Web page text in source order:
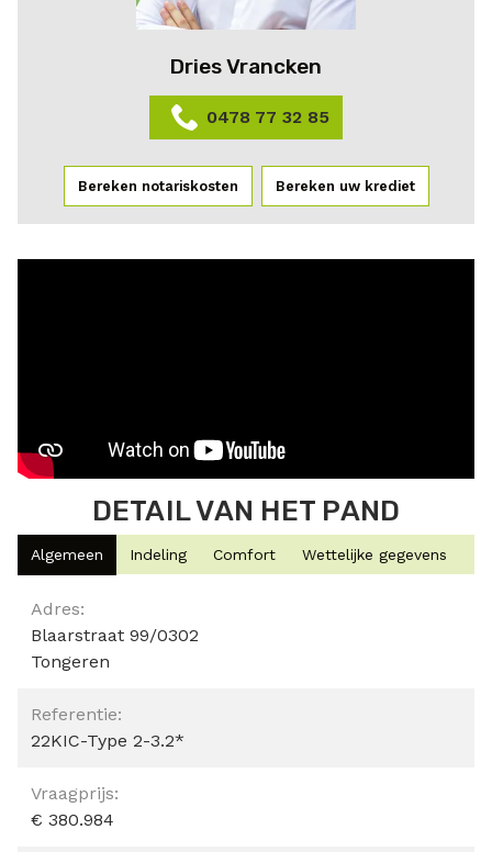
Dries Vrancken
0478 77 32 85
Bereken notariskosten Bereken uw krediet
DETAIL VAN HET PAND
Algemeen Indeling Comfort Wettelijke gegevens
Algemeen
Adres:
Blaarstraat 99/0302
Tongeren
Referentie:
22KIC-Type 2-3.2*
Vraagprijs:
€ 380.984